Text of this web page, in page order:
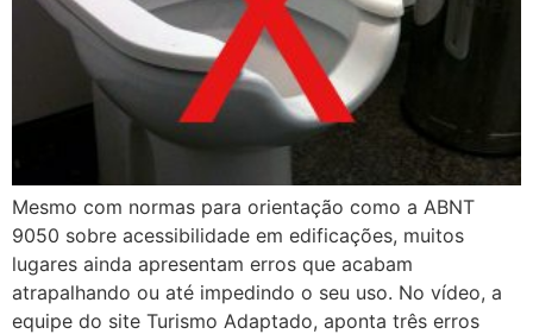
Mesmo com normas para orientação como a ABNT
9050 sobre acessibilidade em edificações, muitos
lugares ainda apresentam erros que acabam
atrapalhando ou até impedindo o seu uso. No vídeo, a
equipe do site Turismo Adaptado, aponta três erros